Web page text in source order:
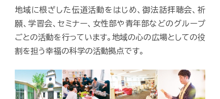
地域に根ざした伝道活動をはじめ、御法話拝聴会、祈
願、学習会、セミナー、女性部や青年部などのグループ
ごとの活動を行っています。地域の心の広場としての役
割を担う幸福の科学の活動拠点です。